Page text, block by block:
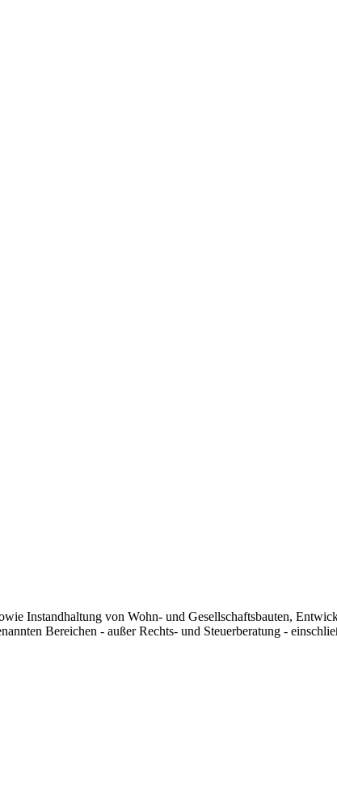
Instandhaltung von Wohn- und Gesellschaftsbauten,
Bereichen - außer Rechts- und Steuerberatung -